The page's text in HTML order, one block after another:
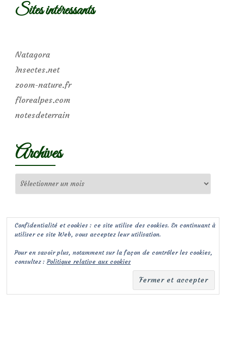
Sites intéressants
Natagora
Insectes.net
zoom-nature.fr
florealpes.com
notesdeterrain
Archives
Confidentialité et cookies : ce site utilise des cookies. En continuant à
utiliser ce site Web, vous acceptez leur utilisation.
Pour en savoir plus, notamment sur la façon de contrôler les cookies,
consultez :Politique relative aux cookies